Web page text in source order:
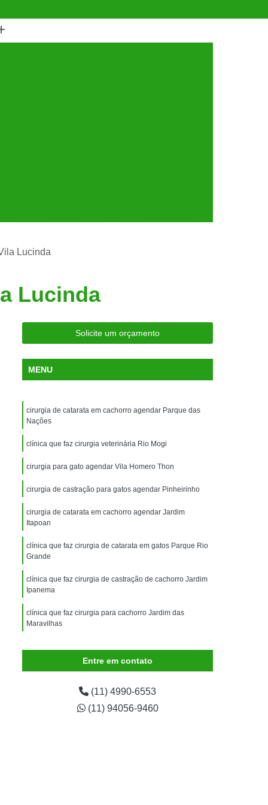
Gatos
Clínica Veterinária Mais Próxima
Clínica Veterinária São Caetano
para Silvestres
para Animais Silvestres
Consulta para Animais Silvestres
Santo André
Consulta para Animal Silvestre
Veterinária para Animais Silvestres
Exame de Eletrocardiograma Veterinário
Exame de Imagem para Animais
Exame de Radiologia para Animais
Exame de Sangue para Animais
Exame para Animais
Exame para Animais São Caetano
Animal
Internação de Animais
para Cachorro
Internação para Gatos
Uti Veterinária
Internação Veterinária São Caetano
Limpeza de Tártaro para Cães
São Caetano
Lucinda
Lucinda
Solicite um orçamento
MENU
cirurgia de catarata em cachorro agendar Parque das
Nações
clínica que faz cirurgia veterinária Rio Mogi
cirurgia para gato agendar Vila Homero Thon
cirurgia de castração para gatos agendar Pinheirinho
cirurgia de catarata em cachorro agendar Jardim
Itapoan
clínica que faz cirurgia de catarata em gatos Parque Rio
Grande
clínica que faz cirurgia de castração de cachorro Jardim
Ipanema
clínica que faz cirurgia para cachorro Jardim das
Maravilhas
Entre em contato
(11) 4990-6553
(11) 94056-9460